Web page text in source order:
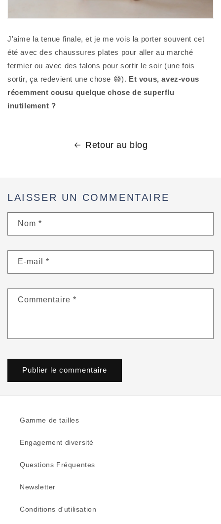
J'aime la tenue finale, et je me vois la porter souvent cet
été avec des chaussures plates pour aller au marché
fermier ou avec des talons pour sortir le soir (une fois
sortir, ça redevient une chose 😅). Et vous, avez-vous
récemment cousu quelque chose de superflu
inutilement ?
Retour au blog
LAISSER UN COMMENTAIRE
Nom *
E-mail *
Commentaire *
Gamme de tailles
Engagement diversité
Questions Fréquentes
Newsletter
Conditions d'utilisation